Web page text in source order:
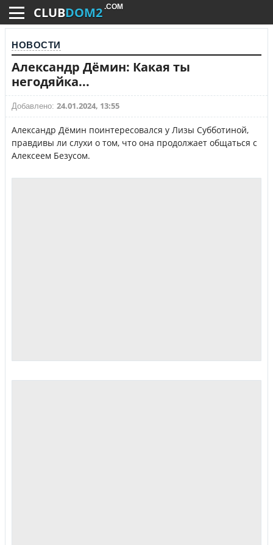
CLUBDOM2 .COM
НОВОСТИ
Александр Дёмин: Какая ты
негодяйка...
Добавлено: 24.01.2024, 13:55
Александр Дёмин поинтересовался у Лизы Субботиной,
правдивы ли слухи о том, что она продолжает общаться с
Алексеем Безусом.